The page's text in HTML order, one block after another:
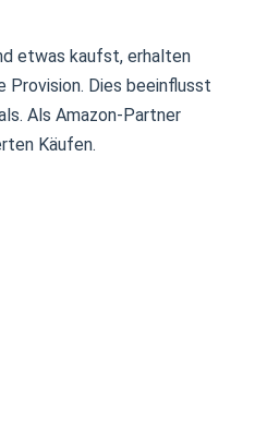
etwas kaufst, erhalten
Provision. Dies beeinflusst
Als Amazon-Partner
Käufen.